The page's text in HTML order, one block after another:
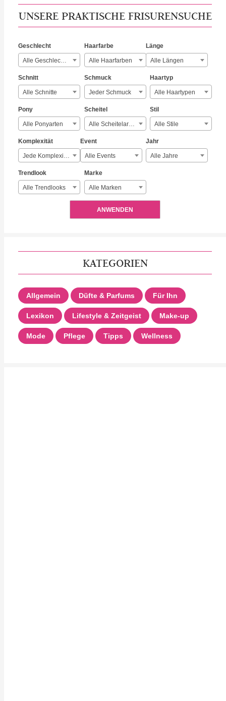
UNSERE PRAKTISCHE FRISURENSUCHE
Geschlecht
Alle Geschlechter
Haarfarbe
Alle Haarfarben
Länge
Alle Längen
Schnitt
Alle Schnitte
Schmuck
Jeder Schmuck
Haartyp
Alle Haartypen
Pony
Alle Ponyarten
Scheitel
Alle Scheitelarten
Stil
Alle Stile
Komplexität
Jede Komplexität
Event
Alle Events
Jahr
Alle Jahre
Trendlook
Alle Trendlooks
Marke
Alle Marken
ANWENDEN
KATEGORIEN
Allgemein Düfte & Parfums Für Ihn
Lexikon Lifestyle & Zeitgeist Make-up
Mode Pflege Tipps Wellness